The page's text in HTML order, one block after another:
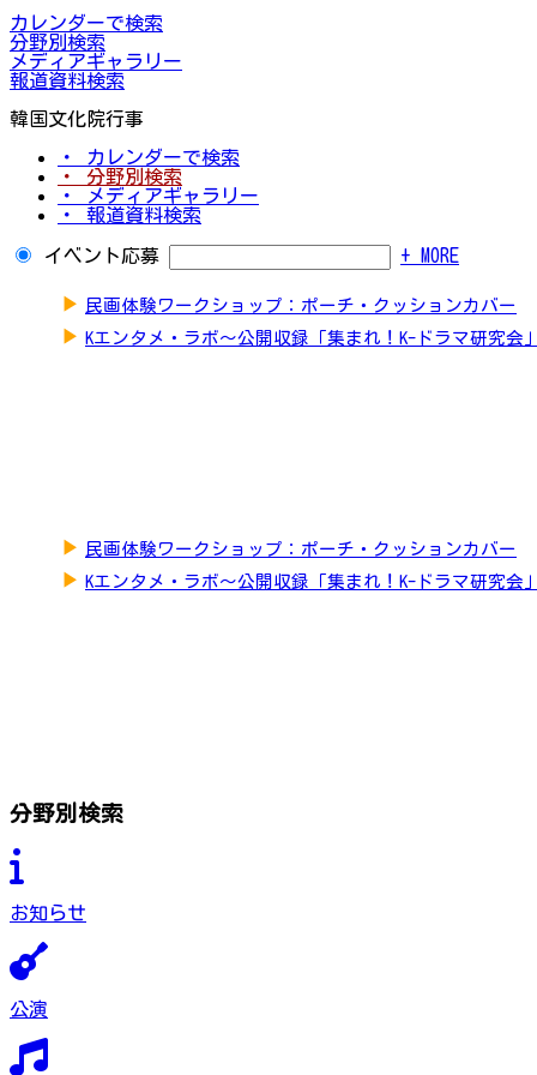
カレンダーで検索
分野別検索
メディアギャラリー
報道資料検索
韓国文化院行事
・ カレンダーで検索
・ 分野別検索
・ メディアギャラリー
・ 報道資料検索
イベント応募 + MORE
▶ 民画体験ワークショップ：ポーチ・クッションカバー
▶ Kエンタメ・ラボ～公開収録「集まれ！K-ドラマ研究会
▶ 民画体験ワークショップ：ポーチ・クッションカバー
▶ Kエンタメ・ラボ～公開収録「集まれ！K-ドラマ研究会
分野別検索
お知らせ
公演